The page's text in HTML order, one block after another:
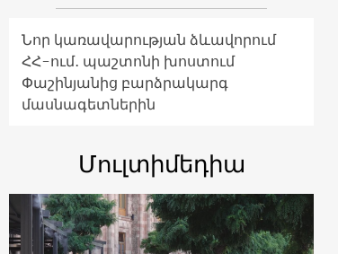
Նոր կառավարության ձևավորում
ՀՀ-ում․ պաշտոնի խոստում
Փաշինյանից բարձրակարգ
մասնագետներին
Մուլտիմեդիա